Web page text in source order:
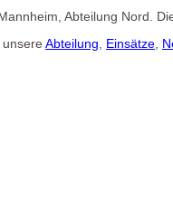
Abteilung Nord.
Abteilung Einsätze